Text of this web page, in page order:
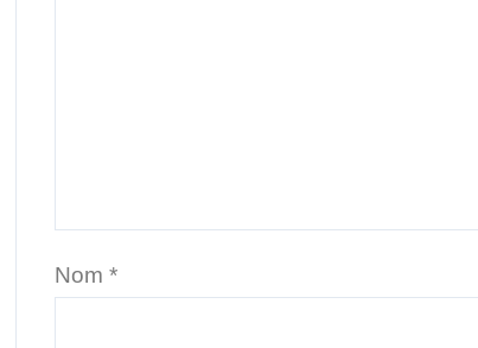
Nom*